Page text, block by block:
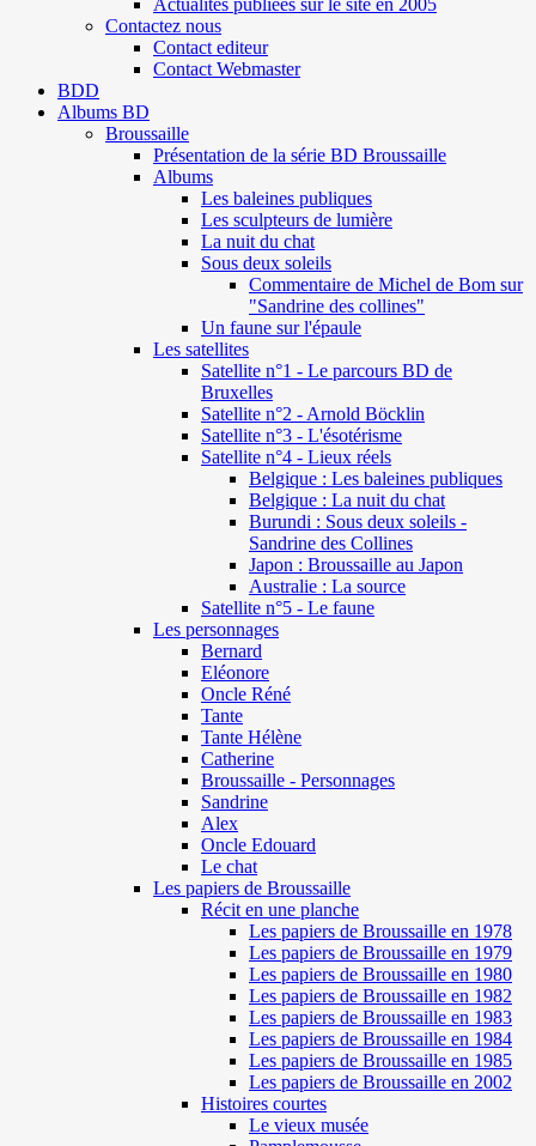
Contactez nous
Contact editeur
Contact Webmaster
BDD
Albums BD
Broussaille
Présentation de la série BD Broussaille
Albums
Les baleines publiques
Les sculpteurs de lumière
La nuit du chat
Sous deux soleils
Commentaire de Michel de Bom sur
"Sandrine des collines"
Un faune sur l'épaule
Les satellites
Satellite n°1 - Le parcours BD de
Bruxelles
Satellite n°2 - Arnold Böcklin
Satellite n°3 - L'ésotérisme
Satellite n°4 - Lieux réels
Belgique : Les baleines publiques
Belgique : La nuit du chat
Burundi : Sous deux soleils -
Sandrine des Collines
Japon : Broussaille au Japon
Australie : La source
Satellite n°5 - Le faune
Les personnages
Bernard
Eléonore
Oncle Réné
Tante
Tante Hélène
Catherine
Broussaille - Personnages
Sandrine
Alex
Oncle Edouard
Le chat
Les papiers de Broussaille
Récit en une planche
Les papiers de Broussaille en 1978
Les papiers de Broussaille en 1979
Les papiers de Broussaille en 1980
Les papiers de Broussaille en 1982
Les papiers de Broussaille en 1983
Les papiers de Broussaille en 1984
Les papiers de Broussaille en 1985
Les papiers de Broussaille en 2002
Histoires courtes
Le vieux musée